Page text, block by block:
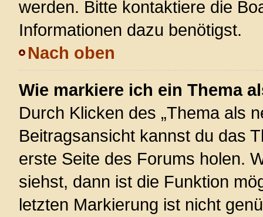
werden. Bitte kontaktiere die
Informationen dazu benötigst.
Nach oben
Wie markiere ich ein Thema
Durch Klicken des „Thema als
Beitragsansicht kannst du das
erste Seite des Forums holen.
siehst, dann ist die Funktion
letzten Markierung ist nicht